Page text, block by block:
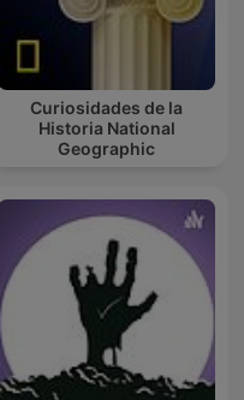
Curiosidades de la
Historia National
Geographic